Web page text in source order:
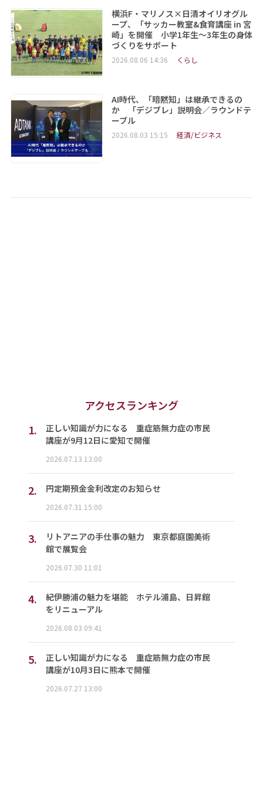
横浜F・マリノス×日清オイリオグル
ープ、「サッカー教室&食育講座 in 宮
崎」を開催 小学1年生～3年生の身体
づくりをサポート
2026.08.06 14:36 くらし
AI時代、「暗黙知」は継承できるの
か 「デジブレ」説明会／ラウンドテ
ーブル
2026.08.03 15:15 経済/ビジネス
アクセスランキング
1.
正しい知識が力になる 重症筋無力症の市民
講座が9月12日に愛知で開催
2026.07.13 13:00
2. 円定期預金金利改定のお知らせ
2026.07.31 15:00
3.
リトアニアの手仕事の魅力 東京都庭園美術
館で展覧会
2026.07.30 11:01
4.
紀伊勝浦の魅力を堪能 ホテル浦島、日昇館
をリニューアル
2026.08.03 09:41
5.
正しい知識が力になる 重症筋無力症の市民
講座が10月3日に熊本で開催
2026.07.27 13:00